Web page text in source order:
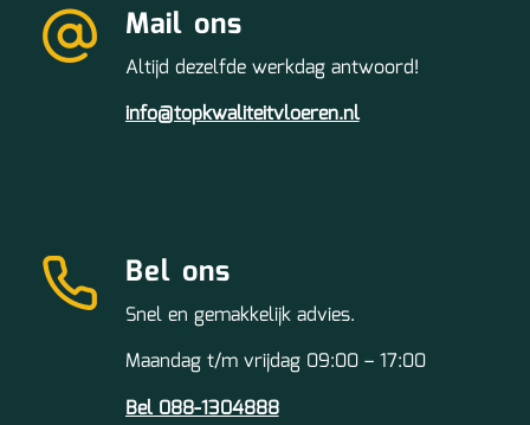
Mail ons
Altijd dezelfde werkdag antwoord!
info@topkwaliteitvloeren.nl
Bel ons
Snel en gemakkelijk advies.
Maandag t/m vrijdag 09:00 – 17:00
Bel 088-1304888